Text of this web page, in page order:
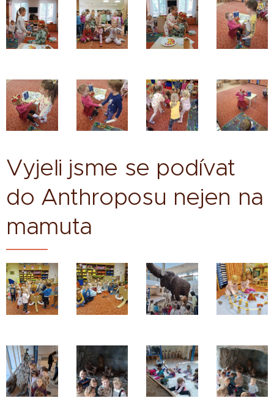
Vyjeli jsme se podívat
do Anthroposu nejen na
mamuta